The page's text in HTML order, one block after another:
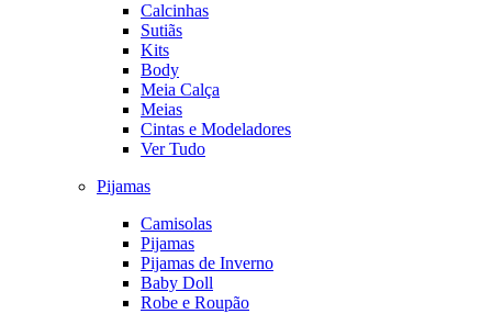
Calcinhas
Sutiãs
Kits
Body
Meia Calça
Meias
Cintas e Modeladores
Ver Tudo
Pijamas
Camisolas
Pijamas
Pijamas de Inverno
Baby Doll
Robe e Roupão